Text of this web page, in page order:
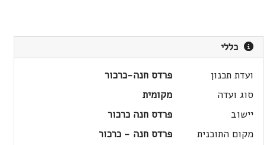
כללי
ועדת תכנון
פרדס חנה-כרכור
סוג ועדה
מקומית
יישוב
פרדס חנה כרכור
מקום התוכנית
פרדס חנה - כרכור